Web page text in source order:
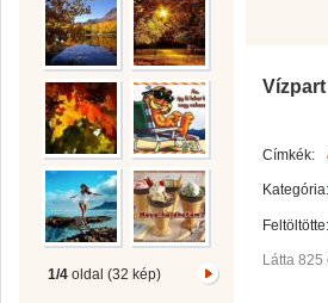
1/4oldal (32 kép)
Vízpart
Címkék:
Kategória:
Feltöltötte:
Látta 825